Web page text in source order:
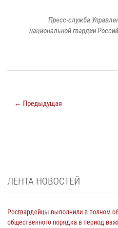
Пресс-служба
национальной гвардии
← Предыдущая
ЛЕНТА НОВОСТЕЙ
Росгвардейцы выполнили в полном
общественного порядка в период